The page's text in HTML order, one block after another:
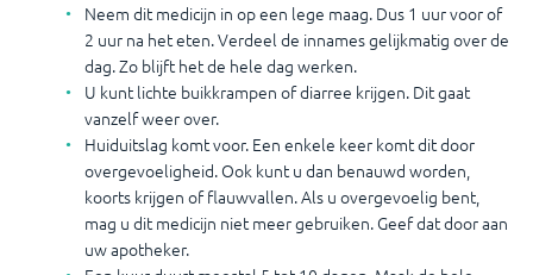
Neem dit medicijn in op een lege maag. Dus 1 uur voor of
2 uur na het eten. Verdeel de innames gelijkmatig over de
dag. Zo blijft het de hele dag werken.
U kunt lichte buikkrampen of diarree krijgen. Dit gaat
vanzelf weer over.
Huiduitslag komt voor. Een enkele keer komt dit door
overgevoeligheid. Ook kunt u dan benauwd worden,
koorts krijgen of flauwvallen. Als u overgevoelig bent,
mag u dit medicijn niet meer gebruiken. Geef dat door aan
uw apotheker.